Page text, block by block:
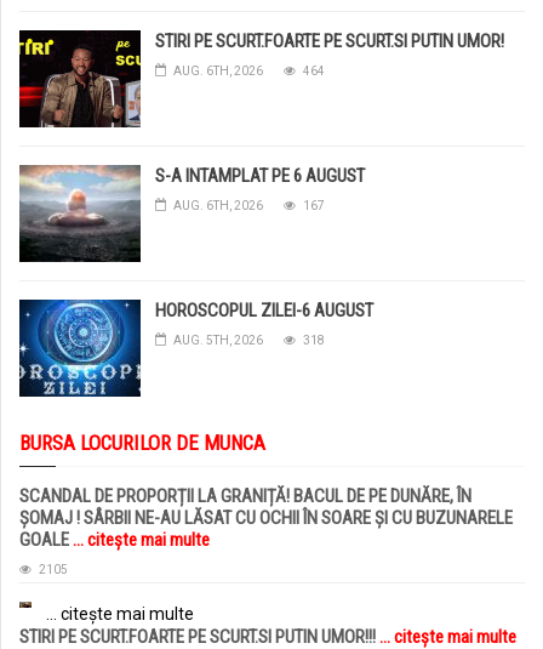
STIRI PE SCURT.FOARTE PE SCURT.SI PUTIN UMOR!
AUG. 6TH, 2026 464
S-A INTAMPLAT PE 6 AUGUST
AUG. 6TH, 2026 167
HOROSCOPUL ZILEI-6 AUGUST
AUG. 5TH, 2026 318
BURSA LOCURILOR DE MUNCA
SCANDAL DE PROPORȚII LA GRANIȚĂ! BACUL DE PE DUNĂRE, ÎN
ȘOMAJ ! SÂRBII NE-AU LĂSAT CU OCHII ÎN SOARE ȘI CU BUZUNARELE
GOALE... citește mai multe
2105
... citește mai multe
STIRI PE SCURT.FOARTE PE SCURT.SI PUTIN UMOR!!!... citește mai multe